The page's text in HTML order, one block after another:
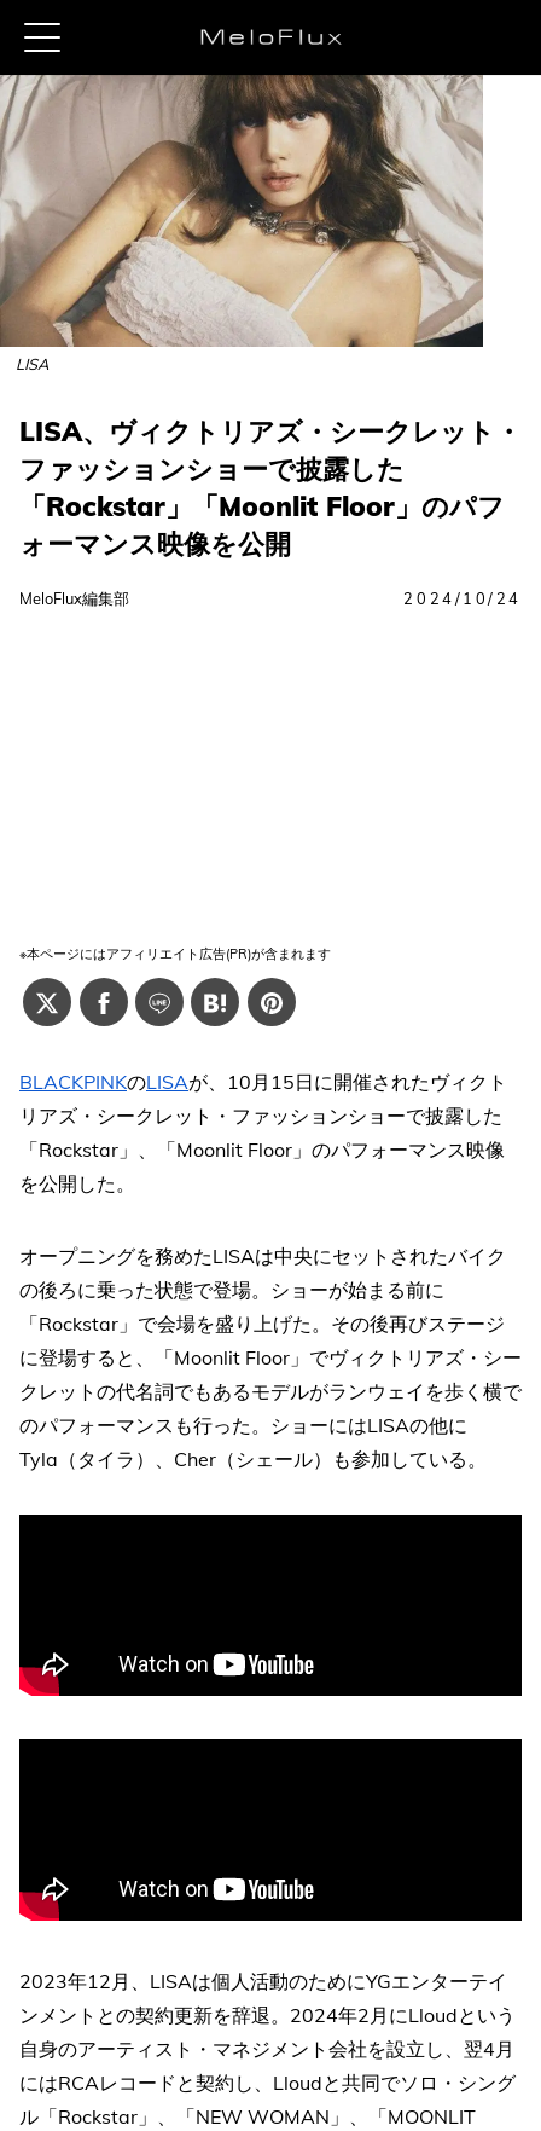
LISA
LISA、ヴィクトリアズ・シークレット・
ファッションショーで披露した
「Rockstar」「Moonlit Floor」のパフ
ォーマンス映像を公開
MeloFlux編集部 2024/10/24
※本ページにはアフィリエイト広告(PR)が含まれます
BLACKPINKのLISAが、10月15日に開催されたヴィクト
リアズ・シークレット・ファッションショーで披露した
「Rockstar」、「Moonlit Floor」のパフォーマンス映像
を公開した。
オープニングを務めたLISAは中央にセットされたバイク
の後ろに乗った状態で登場。ショーが始まる前に
「Rockstar」で会場を盛り上げた。その後再びステージ
に登場すると、「Moonlit Floor」でヴィクトリアズ・シー
クレットの代名詞でもあるモデルがランウェイを歩く横で
のパフォーマンスも行った。ショーにはLISAの他に
Tyla（タイラ）、Cher（シェール）も参加している。
2023年12月、LISAは個人活動のためにYGエンターテイ
ンメントとの契約更新を辞退。2024年2月にLloudという
自身のアーティスト・マネジメント会社を設立し、翌4月
にはRCAレコードと契約し、Lloudと共同でソロ・シング
ル「Rockstar」、「NEW WOMAN」、「MOONLIT